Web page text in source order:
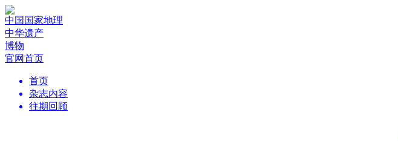
中国国家地理
中华遗产
博物
官网首页
首页
杂志内容
往期回顾